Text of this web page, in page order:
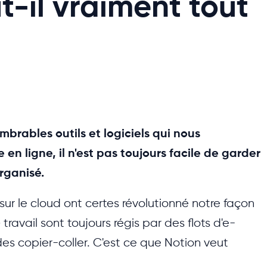
outils et logiciels qui nous
ligne, il n'est pas toujours facile de garder
le cloud ont certes révolutionné notre façon
sont toujours régis par des flots d'e-
copier-coller. C'est ce que Notion veut